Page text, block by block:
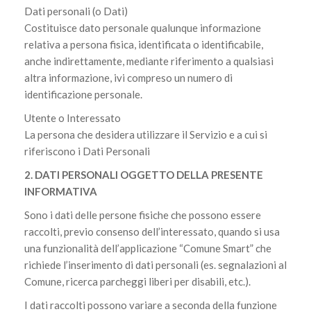
Dati personali (o Dati)
Costituisce dato personale qualunque informazione
relativa a persona fisica, identificata o identificabile,
anche indirettamente, mediante riferimento a qualsiasi
altra informazione, ivi compreso un numero di
identificazione personale.
Utente o Interessato
La persona che desidera utilizzare il Servizio e a cui si
riferiscono i Dati Personali
2. DATI PERSONALI OGGETTO DELLA PRESENTE
INFORMATIVA
Sono i dati delle persone fisiche che possono essere
raccolti, previo consenso dell’interessato, quando si usa
una funzionalità dell’applicazione “Comune Smart” che
richiede l’inserimento di dati personali (es. segnalazioni al
Comune, ricerca parcheggi liberi per disabili, etc.).
I dati raccolti possono variare a seconda della funzione